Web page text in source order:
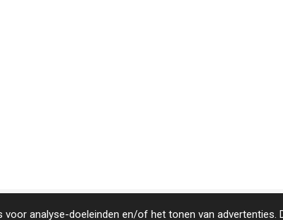
analyse-doeleinden en/of het tonen van advertenties.
Crystal Stones & Spirit